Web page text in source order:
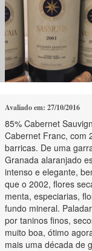
Avaliado em: 27/10/2016
85% Cabernet
Cabernet Franc, com
barricas. De uma
Granada alaranjado
intenso e elegante,
que o 2002, flores
menta, especiarias,
fundo mineral.
por taninos finos,
muito boa, ótimo
mais uma década de